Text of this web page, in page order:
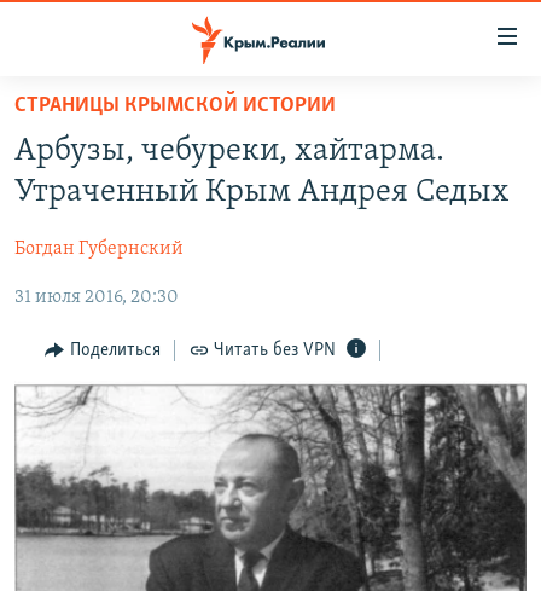
Вернуться
основному
содержанию
Вернутся
навигации
Вернутся
поиску
НОВОСТИ
СПЕЦПРОЕКТЫ
КАРТА ВОЕННЫХ ОБЪЕКТОВ КРЫМА
11 ЛЕТ ОККУПАЦИИ КРЫМА. 11 ИСТОРИЙ СОПРОТИВЛЕНИЯ
ВОДА
ИСТОРИЯ
ЕЩЕ
ИНТЕРАКТИВ
ИНФОГРАФИКА
ТЕЛЕПРОЕКТ КРЫМ.РЕАЛИИ
СОВЕТЫ ПРАВОЗАЩИТНИКОВ
ПРОПАВШИЕ БЕЗ ВЕСТИ
ПОБЕДИТЕЛЕЙ НЕ СУДЯТ?
РАДІО СВОБОДА
КАК ОБОЙТИ БЛОКИРОВКУ
Qırımtatar
ПРИСОЕДИНЯЙТЕСЬ!
СТРАНИЦЫ КРЫМСКОЙ ИСТОРИИ
Арбузы, чебуреки, хайтарма.
Утраченный Крым Андрея Седых
Богдан Губернский
31 июля 2016, 20:30
Поделиться Читать без VPN